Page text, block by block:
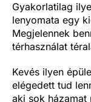
Gyakorlatilag
lenyomata egy
Megjelennek
térhasználat
Kevés ilyen
elégedett tud
aki sok házamat